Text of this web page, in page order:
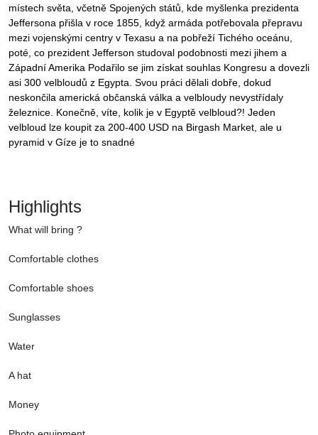
místech světa, včetně Spojených států, kde myšlenka prezidenta
Jeffersona přišla v roce 1855, když armáda potřebovala přepravu
mezi vojenskými centry v Texasu a na pobřeží Tichého oceánu,
poté, co prezident Jefferson studoval podobnosti mezi jihem a
Západní Amerika Podařilo se jim získat souhlas Kongresu a dovezli
asi 300 velbloudů z Egypta. Svou práci dělali dobře, dokud
neskončila americká občanská válka a velbloudy nevystřídaly
železnice. Konečně, víte, kolik je v Egyptě velbloud?! Jeden
velbloud lze koupit za 200-400 USD na Birgash Market, ale u
pyramid v Gíze je to snadné
Highlights
What will bring ?
Comfortable clothes
Comfortable shoes
Sunglasses
Water
A hat
Money